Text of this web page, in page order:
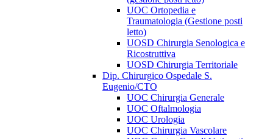
UOC Ortopedia e
Traumatologia (Gestione posti
letto)
UOSD Chirurgia Senologica e
Ricostruttiva
UOSD Chirurgia Territoriale
Dip. Chirurgico Ospedale S.
Eugenio/CTO
UOC Chirurgia Generale
UOC Oftalmologia
UOC Urologia
UOC Chirurgia Vascolare